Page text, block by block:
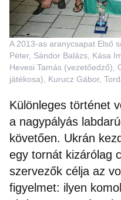
A 2013-as aranycsapat Első
Péter, Sándor Balázs, Kása
Hevesi Tamás (vezetőedző),
játékosa), Kurucz Gábor,
Különleges történet
a nagypályás
követően. Ukrán
egy tornát kizárólag
szervezők célja az
figyelmet: ilyen